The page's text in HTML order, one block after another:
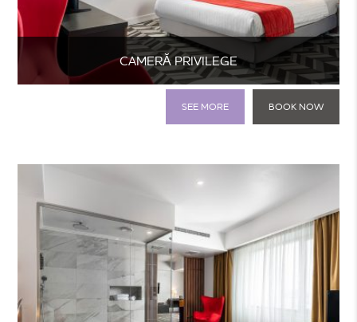
CAMERĂ PRIVILEGE
BOOK NOW
SEE MORE